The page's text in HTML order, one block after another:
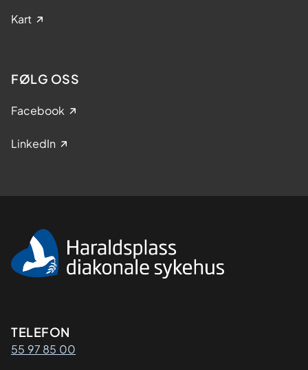
Kart
FØLG OSS
Facebook
LinkedIn
Kontaktinformasjon
TELEFON
55 97 85 00